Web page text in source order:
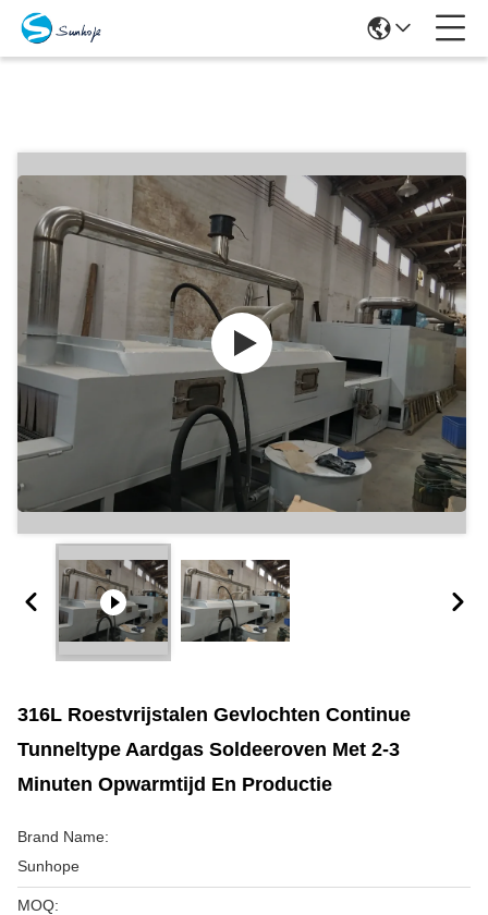
316L Roestvrijstalen Gevlochten Continue
Tunneltype Aardgas Soldeeroven Met 2-3
Minuten Opwarmtijd En Productie
Brand Name:
Sunhope
MOQ: